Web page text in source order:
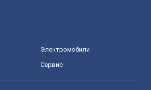
Электромобили
Сервис